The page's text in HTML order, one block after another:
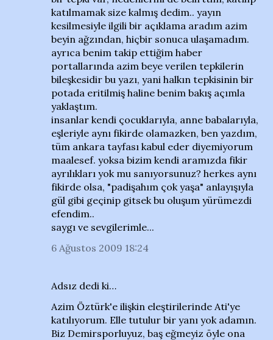
katılmamak size kalmış dedim.. yayın
kesilmesiyle ilgili bir açıklama aradım azim
beyin ağzından, hiçbir sonuca ulaşamadım.
ayrıca benim takip ettiğim haber
portallarında azim beye verilen tepkilerin
bileşkesidir bu yazı, yani halkın tepkisinin bir
potada eritilmiş haline benim bakış açımla
yaklaştım.
insanlar kendi çocuklarıyla, anne babalarıyla,
eşleriyle aynı fikirde olamazken, ben yazdım,
tüm ankara tayfası kabul eder diyemiyorum
maalesef. yoksa bizim kendi aramızda fikir
ayrılıkları yok mu sanıyorsunuz? herkes aynı
fikirde olsa, "padişahım çok yaşa" anlayışıyla
gül gibi geçinip gitsek bu oluşum yürümezdi
efendim..
saygı ve sevgilerimle...
6 Ağustos 2009 18:24
Adsız dedi ki…
Azim Öztürk'e ilişkin eleştirilerinde Ati'ye
katılıyorum. Elle tutulur bir yanı yok adamın.
Biz Demirsporluyuz, baş eğmeyiz öyle ona